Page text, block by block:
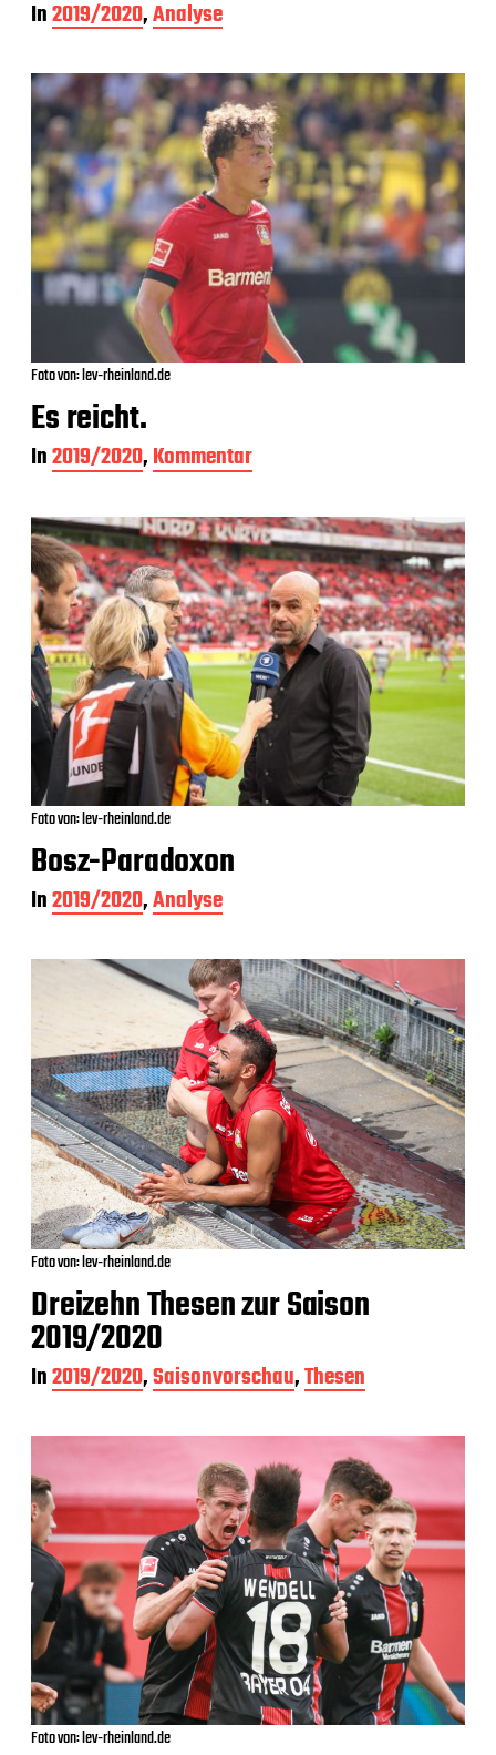
In2019/2020,Analyse
Foto von: lev-rheinland.de
Es reicht.
In2019/2020,Kommentar
Foto von: lev-rheinland.de
Bosz-Paradoxon
In2019/2020,Analyse
Foto von: lev-rheinland.de
Dreizehn Thesen zur Saison
2019/2020
In2019/2020,Saisonvorschau,Thesen
Foto von: lev-rheinland.de